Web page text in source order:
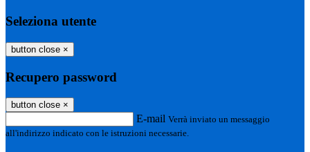
Seleziona utente
button close ×
Recupero password
button close ×
E-mail Verrà inviato un messaggio
all'indirizzo indicato con le istruzioni necessarie.